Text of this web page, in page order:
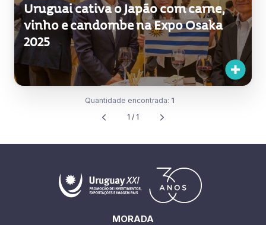
Uruguai cativa o Japão com carne,
vinho e candombe na Expo Osaka
2025
Quantidade encontrada: 1
1 / 1
MORADA